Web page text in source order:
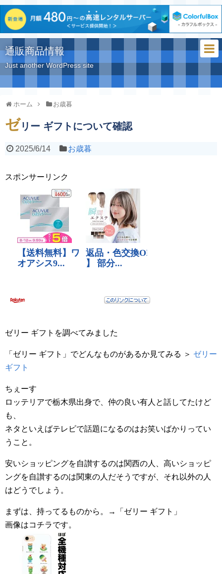
通販商品情報
Just another WordPress site
ホーム お歳暮
ゼリー ギフトについて確認
2025/6/14 お歳暮
スポンサーリンク
ゼリー ギフトを調べてみました
「ゼリー ギフト」でどんなものがあるか見てみる ＞ ゼリー
ギフト
ちぇーす
ロッテリアで栃木県出身で、仲の良い有人と話してたけど
も、
ネタといえばテレビで話題になるのはお笑いばかりってい
うこと。
安いショッピングを自讃するのは関西の人、高いショッピ
ングを自讃するのは関東の人だそうですが、それ以外の人
はどうでしょう。
まずは、持ってるものから。→「ゼリー ギフト」
画像はコチラです。